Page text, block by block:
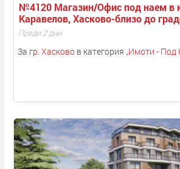
№4120 Магазин/Офис под наем в
Каравелов, Хасково-близо до
Преди 2 дни
За гр. Хасковов категория „Имоти - Под